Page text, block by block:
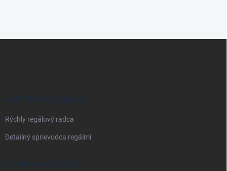
VŠETKO O REGÁLOCH
Rýchly regálový radca
Detailný sprievodca regálmi
DOPRAVA A PLATBA